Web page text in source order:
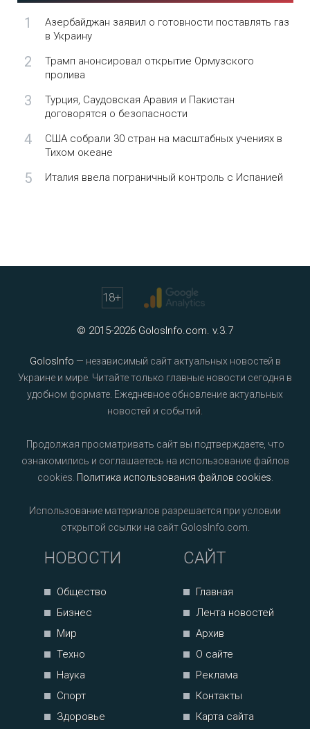
1
Азербайджан заявил о готовности поставлять газ
в Украину
2
Трамп анонсировал открытие Ормузского
пролива
3
Турция, Саудовская Аравия и Пакистан
договорятся о безопасности
4
США собрали 30 стран на масштабных учениях в
Тихом океане
5 Италия ввела пограничный контроль с Испанией
18+
© 2015-2026 GolosInfo.com. v.3.7
GolosInfo — независимый сайт актуальных новостей в
Украине и мире. Читайте только главные новости сегодня в
удобном формате. Ежедневное обновление актуальных
новостей и событий.
Продолжая просматривать сайт вы подтверждаете, что
ознакомились и соглашаетесь на использование файлов
cookies. Политика использования файлов cookies
Использование материалов разрешается при условии
открытой ссылки на сайт GolosInfo.com.
НОВОСТИ
Общество
Бизнес
Мир
Техно
Наука
Спорт
Здоровье
САЙТ
Главная
Лента новостей
Архив
О сайте
Реклама
Контакты
Карта сайта